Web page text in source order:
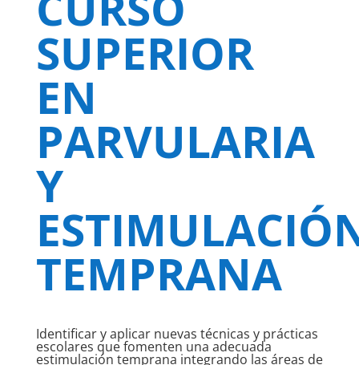
SUPERIOR
EN
PARVULARIA
Y
TEMPRANA
Identificar y aplicar nuevas técnicas y prácticas
escolares que fomenten una adecuada
estimulación temprana integrando las áreas de